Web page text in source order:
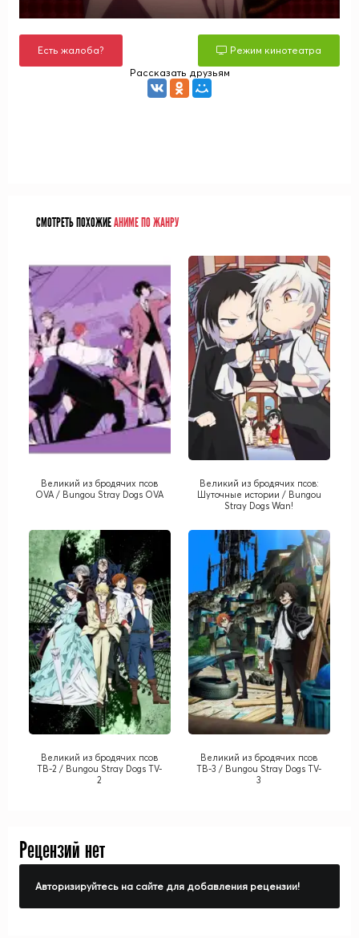
Есть жалоба?
Режим кинотеатра
Рассказать друзьям
СМОТРЕТЬ ПОХОЖИЕАНИМЕ ПО ЖАНРУ
Великий из бродячих псов
OVA / Bungou Stray Dogs OVA
Великий из бродячих псов:
Шуточные истории / Bungou
Stray Dogs Wan!
Великий из бродячих псов
ТВ-2 / Bungou Stray Dogs TV-
2
Великий из бродячих псов
ТВ-3 / Bungou Stray Dogs TV-
3
Рецензий нет
Авторизируйтесь на сайте для добавления рецензии!